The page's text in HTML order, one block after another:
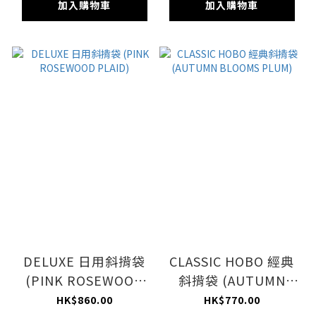
加入購物車 加入購物車
DELUXE 日用斜揹袋
(PINK ROSEWOOD
PLAID)
HK$860.00
CLASSIC HOBO 經典
斜揹袋 (AUTUMN
BLOOMS PLUM)
HK$770.00